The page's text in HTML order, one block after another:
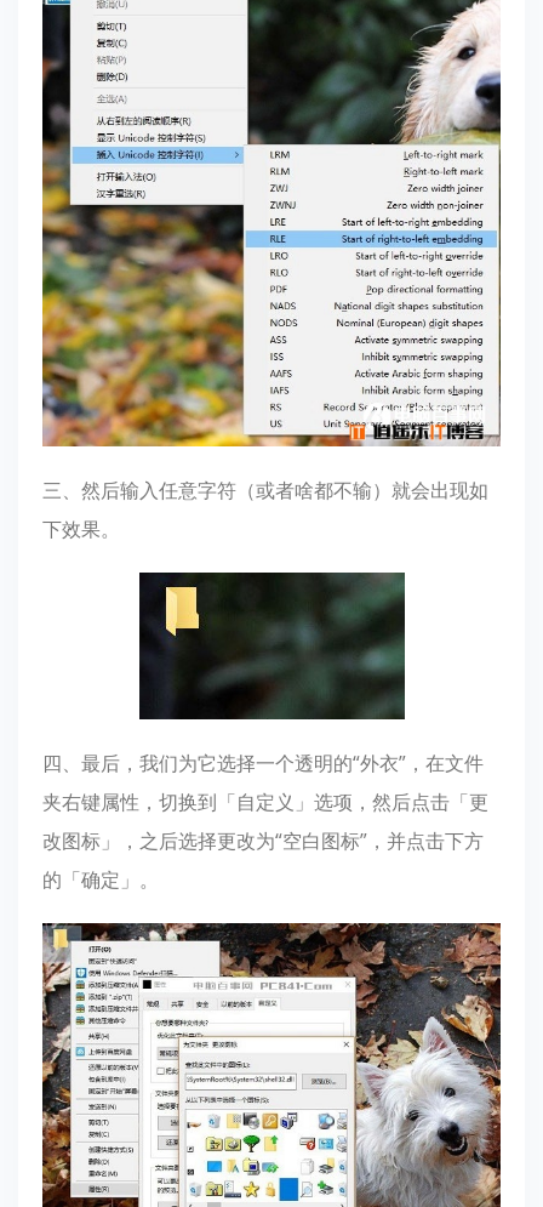
三、然后输入任意字符（或者啥都不输）就会出现如
下效果。
四、最后，我们为它选择一个透明的“外衣”，在文件
夹右键属性，切换到「自定义」选项，然后点击「更
改图标」，之后选择更改为“空白图标”，并点击下方
的「确定」。